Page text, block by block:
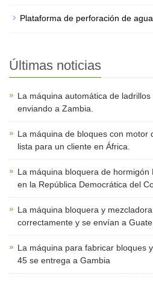
Plataforma de perforación de agua
Últimas noticias
La máquina automática de
enviando a Zambia.
La máquina de bloques con motor
lista para un cliente en África.
La máquina bloquera de hormigón
en la República Democrática del
La máquina bloquera y
correctamente y se envían a
La máquina para fabricar bloques
45 se entrega a Gambia